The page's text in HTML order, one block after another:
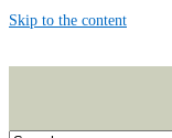
Skip to the content